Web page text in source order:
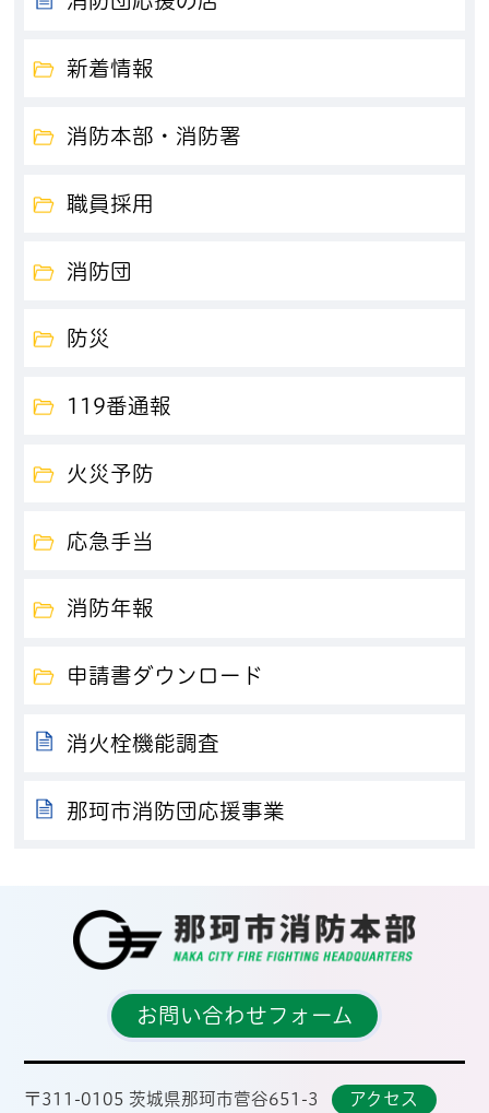
新着情報
消防本部・消防署
職員採用
消防団
防災
119番通報
火災予防
応急手当
消防年報
申請書ダウンロード
消火栓機能調査
那珂市消防団応援事業
お問い合わせフォーム
〒311-0105 茨城県那珂市菅谷651-3
アクセス